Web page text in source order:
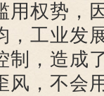
用权势，
，工业发
制，造成
风，不会